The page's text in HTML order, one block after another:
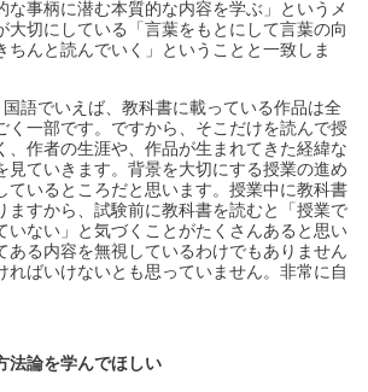
な事柄に潜む本質的な内容を学ぶ」というメ
大切にしている「言葉をもとにして言葉の向
ちんと読んでいく」ということと一致しま
語でいえば、教科書に載っている作品は全
く一部です。ですから、そこだけを読んで授
、作者の生涯や、作品が生まれてきた経緯な
見ていきます。背景を大切にする授業の進め
ているところだと思います。授業中に教科書
ますから、試験前に教科書を読むと「授業で
いない」と気づくことがたくさんあると思い
ある内容を無視しているわけでもありません
ればいけないとも思っていません。非常に自
法論を学んでほしい